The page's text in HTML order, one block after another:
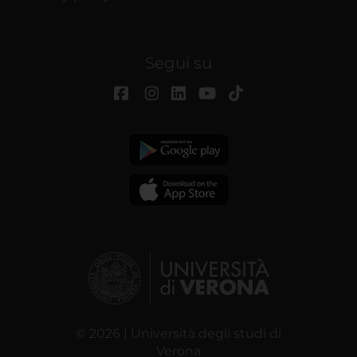
Segui su
© 2026 | Università degli studi di
Verona